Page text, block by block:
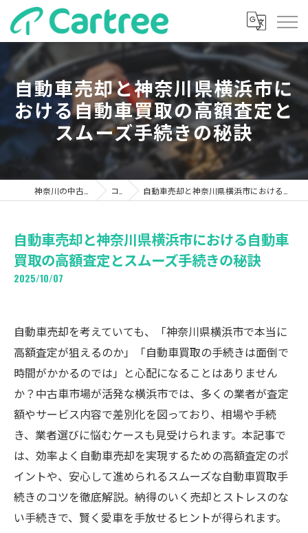
自動車売却と神奈川県横浜市に
おける自動車買取の高額査定と
スムーズ手続きの秘訣
コラム 自動車売却と神奈川県横浜市における自動車買取の高額査定とスムーズ手続きの秘訣
自動車売却と神奈川県横浜市における自動車
買取の高額査定とスムーズ手続きの秘訣
2025/10/07
自動車売却を考えていても、「神奈川県横浜市で本当に
高額査定が狙えるのか」「自動車買取の手続きは面倒で
時間がかかるのでは」と心配になることはありません
か？中古車市場が活発な横浜市では、多くの業者が査定
額やサービス内容で差別化を図っており、相場や手続
き、業者選びに悩むケースも見受けられます。本記事で
は、効率よく自動車売却を実現するための高額査定のポ
イントや、安心して進められるスムーズな自動車買取手
続きのコツを徹底解説。納得のいく売却とストレスのな
い手続きで、賢く愛車を手放せるヒントが得られます。